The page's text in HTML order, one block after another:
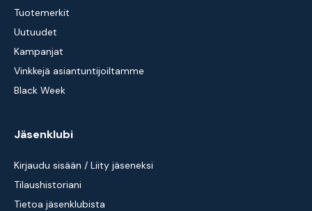
Tuotemerkit
Uutuudet
Kampanjat
Vinkkejä asiantuntijoiltamme
Black Week
Jäsenklubi
Kirjaudu sisään / Liity jäseneksi
Tilaushistoriani
Tietoa jäsenklubista